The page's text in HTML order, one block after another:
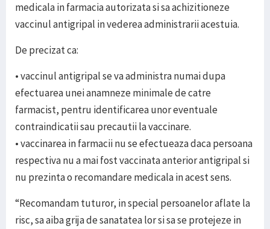
medicala in farmacia autorizata si sa achizitioneze
vaccinul antigripal in vederea administrarii acestuia.
De precizat ca:
• vaccinul antigripal se va administra numai dupa
efectuarea unei anamneze minimale de catre
farmacist, pentru identificarea unor eventuale
contraindicatii sau precautii la vaccinare.
• vaccinarea in farmacii nu se efectueaza daca persoana
respectiva nu a mai fost vaccinata anterior antigripal si
nu prezinta o recomandare medicala in acest sens.
“Recomandam tuturor, in special persoanelor aflate la
risc, sa aiba grija de sanatatea lor si sa se protejeze in